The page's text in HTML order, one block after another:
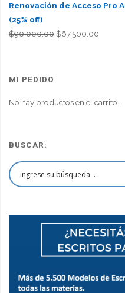
Renovación de Acceso Pro
(25% off)
$90,000.00 El
$67,500.00El
MI PEDIDO
No hay productos en el carrito.
BUSCAR: